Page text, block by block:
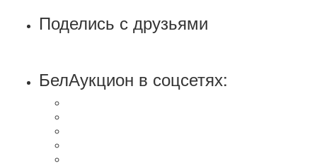
Поделись с друзьями
БелАукцион в соцсетях: